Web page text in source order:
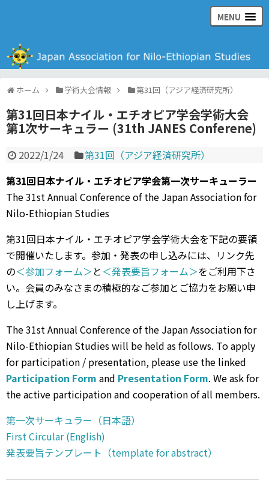
MENU
ホーム 学術大会情報 第31回（アジア経済研究所）
第31回日本ナイル・エチオピア学会学術大会
第1次サーキュラー (31th JANES Conferene)
2022/1/24
第31回（アジア経済研究所）
第31回日本ナイル・エチオピア学会第一次サーキューラー
The 31st Annual Conference of the Japan Association for
Nilo-Ethiopian Studies
第31回日本ナイル・エチオピア学会学術大会を下記の要領
で開催いたします。参加・発表の申し込みには、リンク先
の＜参加フォーム＞ と ＜発表要旨フォーム＞をご利用下さ
い。会員のみなさまの積極的なご参加とご協力をお願い申
し上げます。
The 31st Annual Conference of the Japan Association for
Nilo-Ethiopian Studies will be held as follows. To apply
for participation / presentation, please use the linked
Participation Form and Presentation Form. We ask for
the active participation and cooperation of all members.
第一次サーキュラー（日本語）
First Circular (English)
発表要旨テンプレート（template for abstract）